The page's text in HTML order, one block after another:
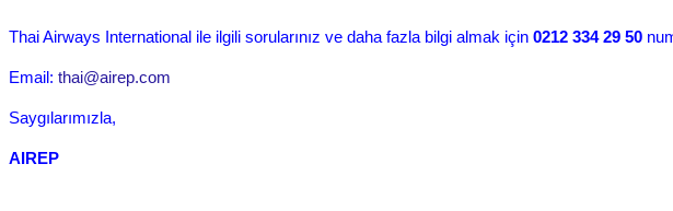
Thai Airways International ile ilgili sorularınız ve daha fazla bilgi almak için 0212 334 29 50
Email: thai@airep.com
Saygılarımızla,
AIREP